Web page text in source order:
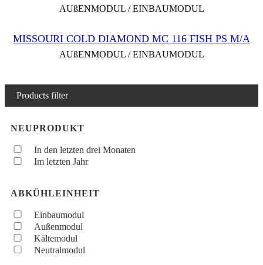
AUßENMODUL / EINBAUMODUL
MISSOURI COLD DIAMOND MC 116 FISH PS M/A
AUßENMODUL / EINBAUMODUL
Products filter
NEUPRODUKT
In den letzten drei Monaten
Im letzten Jahr
ABKÜHLEINHEIT
Einbaumodul
Außenmodul
Kältemodul
Neutralmodul